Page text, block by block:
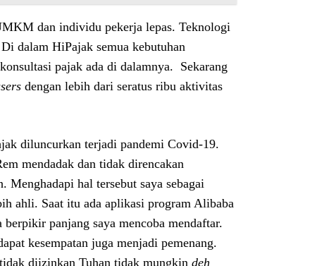
dan individu pekerja lepas. Teknologi
dalam HiPajak semua kebutuhan
pajak ada di dalamnya. Sekarang
dengan lebih dari seratus ribu aktivitas
diluncurkan terjadi pandemi Covid-19.
mendadak dan tidak direncakan
Menghadapi hal tersebut saya sebagai
ahli. Saat itu ada aplikasi program Alibaba
panjang saya mencoba mendaftar.
kesempatan juga menjadi pemenang.
tidak diizinkan Tuhan tidak mungkin deh